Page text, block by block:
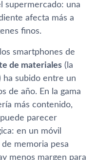
supermercado: una
afecta más a
finos.
smartphones de
de materiales (la
ha subido entre un
de año. En la gama
más contenido,
parecer
en un móvil
memoria pesa
menos margen para